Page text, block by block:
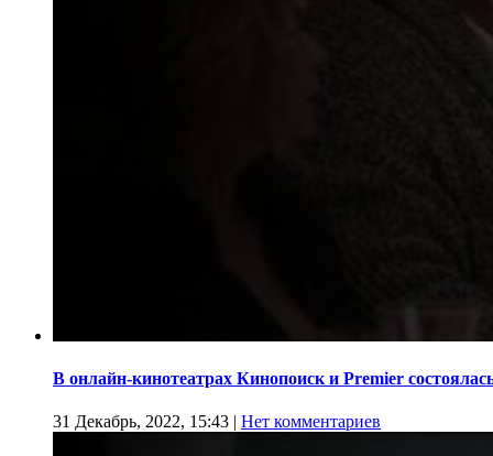
В онлайн-кинотеатрах Кинопоиск и Premier
31 Декабрь, 2022, 15:43 | Нет комментариев